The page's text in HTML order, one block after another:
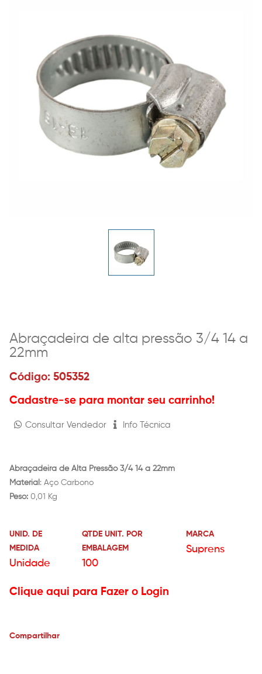
Abraçadeira de alta pressão 3/4 14 a
22mm
Código: 505352
Cadastre-se para montar seu carrinho!
Consultar Vendedor Info Técnica
Abraçadeira de Alta Pressão 3/4 14 a 22mm
Material : Aço Carbono
Peso: 0,01 Kg
UNID. DE
MEDIDA
Unidade
QTDE UNIT. POR
EMBALAGEM
100
MARCA
Suprens
Clique aqui para Fazer o Login
Compartilhar